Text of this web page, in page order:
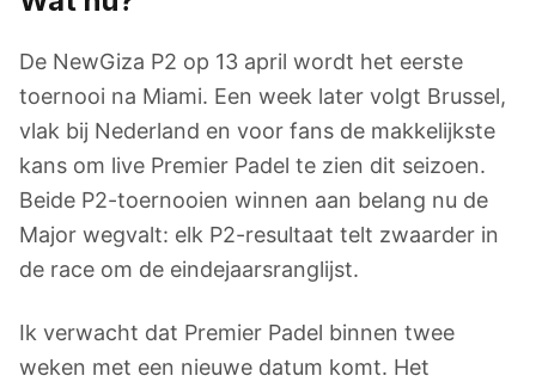
De NewGiza P2 op 13 april wordt het eerste
toernooi na Miami. Een week later volgt Brussel,
vlak bij Nederland en voor fans de makkelijkste
kans om live Premier Padel te zien dit seizoen.
Beide P2-toernooien winnen aan belang nu de
Major wegvalt: elk P2-resultaat telt zwaarder in
de race om de eindejaarsranglijst.
Ik verwacht dat Premier Padel binnen twee
weken met een nieuwe datum komt. Het